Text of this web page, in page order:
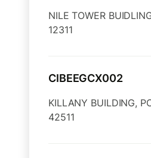
NILE TOWER
12311
CIBEEGCX002
KILLANY BUILDING,
42511